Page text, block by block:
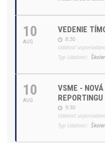
10
AUG
VEDENIE
8:30
Udalosť
Typ Udalosti:
10
AUG
VSME - NOVÁ
REPORTINGU
9:30
Udalosť
Typ Udalosti: